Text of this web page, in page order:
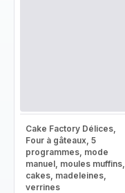
Cake Factory Délices,
Four à gâteaux, 5
programmes, mode
manuel, moules muffins,
cakes, madeleines,
verrines